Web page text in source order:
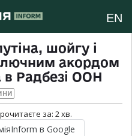
EN
шойгу і
акордом
в Радбезі ООН
за: 2хв.
в Google